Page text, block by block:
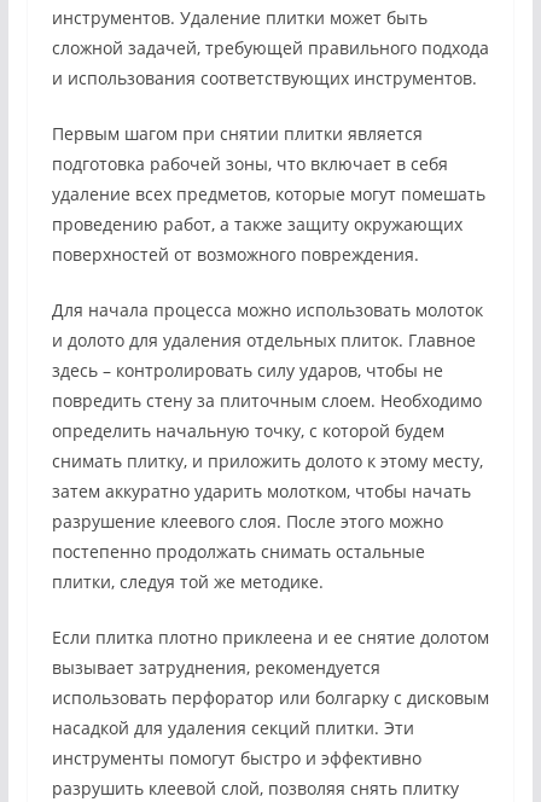
инструментов. Удаление плитки может быть
сложной задачей, требующей правильного подхода
и использования соответствующих инструментов.
Первым шагом при снятии плитки является
подготовка рабочей зоны, что включает в себя
удаление всех предметов, которые могут помешать
проведению работ, а также защиту окружающих
поверхностей от возможного повреждения.
Для начала процесса можно использовать молоток
и долото для удаления отдельных плиток. Главное
здесь – контролировать силу ударов, чтобы не
повредить стену за плиточным слоем. Необходимо
определить начальную точку, с которой будем
снимать плитку, и приложить долото к этому месту,
затем аккуратно ударить молотком, чтобы начать
разрушение клеевого слоя. После этого можно
постепенно продолжать снимать остальные
плитки, следуя той же методике.
Если плитка плотно приклеена и ее снятие долотом
вызывает затруднения, рекомендуется
использовать перфоратор или болгарку с дисковым
насадкой для удаления секций плитки. Эти
инструменты помогут быстро и эффективно
разрушить клеевой слой, позволяя снять плитку